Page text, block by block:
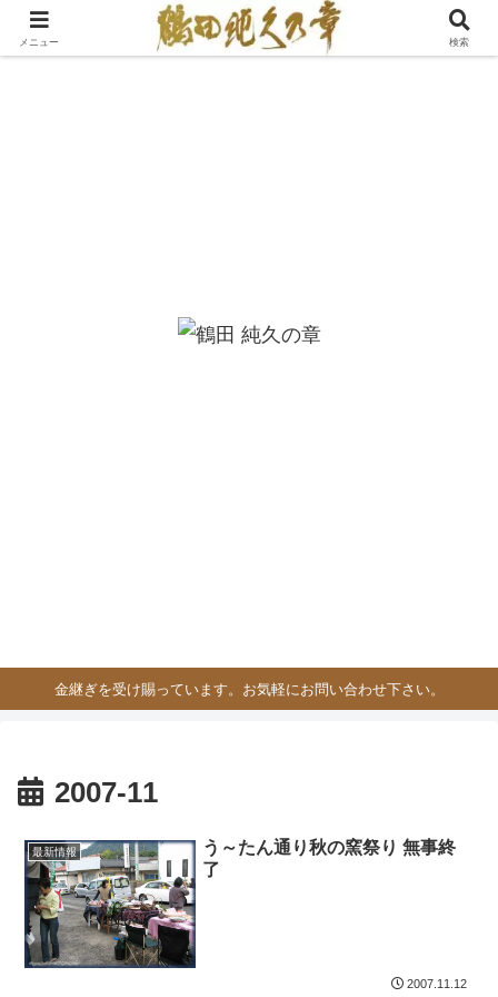
金継ぎを受け賜っています。お気軽にお問い合わせ下さい。
2007-11
最新情報
う～たん通り秋の窯祭り 無事終
了
2007.11.12
メニュー 検索